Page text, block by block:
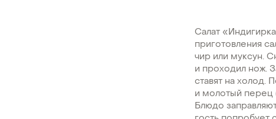
Салат
приготовления
чир или муксун.
и проходил нож.
ставят на холод.
и молотый перец
Блюдо